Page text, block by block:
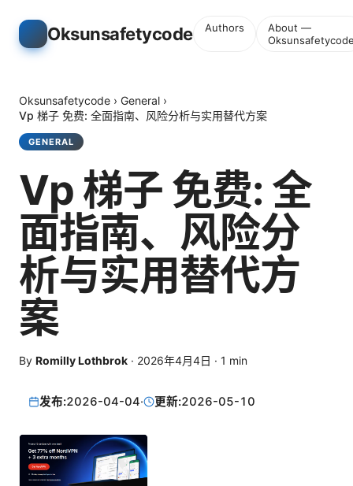
Oksunsafetycode Authors
About —
Oksunsafetycode › General ›
Vp 梯子 免费: 全面指南、风险分析与实用替代方案
GENERAL
Vp 梯子 免费: 全
面指南、风险分
析与实用替代方
案
By Romilly Lothbrok · 2026年4月4日 · 1 min
发布:2026-04-04· 更新:2026-05-10